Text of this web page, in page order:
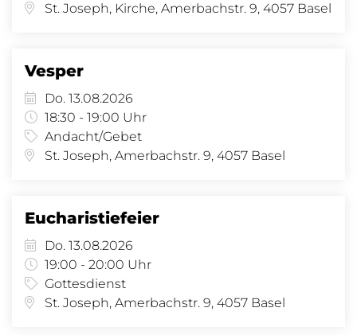
St. Joseph, Kirche, Amerbachstr. 9, 4057 Basel
Vesper
Do. 13.08.2026
18:30 - 19:00 Uhr
Andacht/Gebet
St. Joseph, Amerbachstr. 9, 4057 Basel
Eucharistiefeier
Do. 13.08.2026
19:00 - 20:00 Uhr
Gottesdienst
St. Joseph, Amerbachstr. 9, 4057 Basel